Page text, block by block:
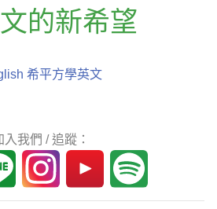
的新希望
希平方學英文
入我們 / 追蹤：